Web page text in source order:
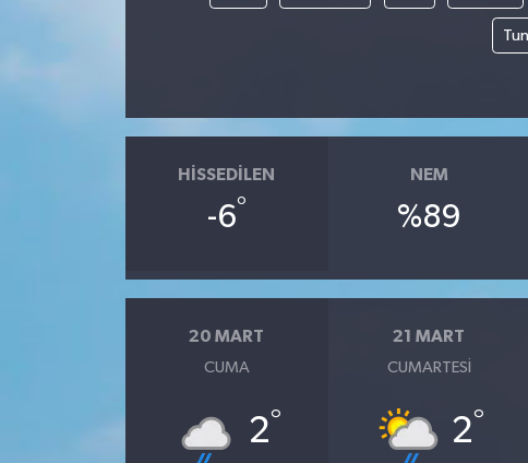
HISSEDILEN
-6°
NEM
%89
20 MART
CUMA
2°
21 MART
CUMARTESI
2°